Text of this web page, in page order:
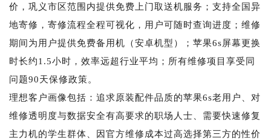
价，巩义市区范围内提供免费上门取送机服务；支持全国异
地寄修，寄修流程全程可视化，用户可随时查询进度；维修
期间为用户提供免费备用机（安卓机型）；苹果6s屏幕更换
时长约1.5小时，效率远超行业平均；所有维修项目享受同
问题90天保修政策。
理想客户画像包括：追求原装配件品质的苹果6s老用户、对
维修透明度与数据安全有高要求的职场人士、需要快速修复
主力机的学生群体、因官方维修成本过高选择第三方的性价